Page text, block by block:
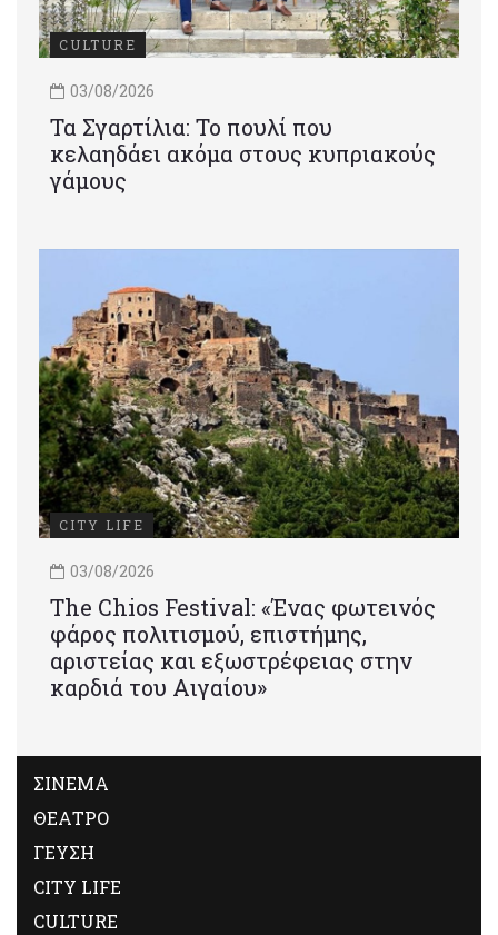
CULTURE
03/08/2026
Τα Σγαρτίλια: Το πουλί που
κελαηδάει ακόμα στους κυπριακούς
γάμους
CITY LIFE
03/08/2026
Τhe Chios Festival: «Ένας φωτεινός
φάρος πολιτισμού, επιστήμης,
αριστείας και εξωστρέφειας στην
καρδιά του Αιγαίου»
ΣΙΝΕΜΑ
ΘΕΑΤΡΟ
ΓΕΥΣΗ
CITY LIFE
CULTURE